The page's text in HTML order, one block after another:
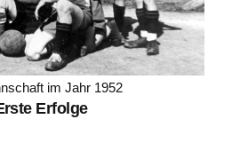
im Jahr 1952
Erfolge